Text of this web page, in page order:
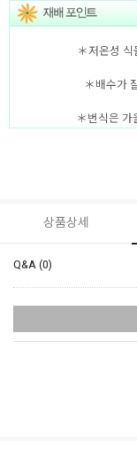
＊저온성
＊배수가
＊번식은 가
상품상세
Q&A (0)